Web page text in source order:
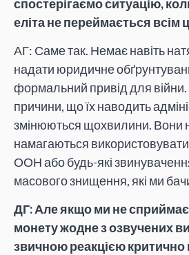
спостерігаємо ситуацію,
еліта не переймається всім
АГ: Саме так. Немає навіть
надати юридичне
формальний привід для
причини, що їх наводить
змінюються щохвилини. Вони
намагаються
ООН або будь-які
масового знищення, які ми
ДГ: Але якщо ми не
монету жодне з озвучених
звичною реакцією критично